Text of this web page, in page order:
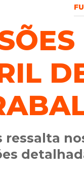
ressalta